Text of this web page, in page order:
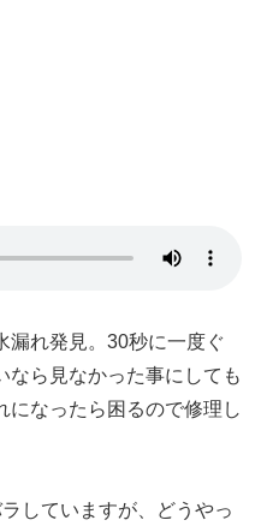
漏れ発見。30秒に一度ぐ
なら見なかった事にしても
になったら困るので修理し
していますが、どうやっ